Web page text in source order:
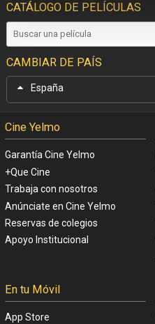
CATÁLOGO DE PELÍCULAS
CAMBIAR DE PAÍS
España
Cine Yelmo
Garantía Cine Yelmo
+Que Cine
Trabaja con nosotros
Anúnciate en Cine Yelmo
Reservas de colegios
Apoyo Institucional
En tu Móvil
App Store